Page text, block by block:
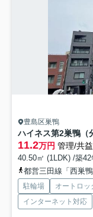
豊島区巣鴨
ハイネス第2巣鴨（
11.2万円 管理/共
40.50㎡ (1LDK) /築
都営三田線「西巣
駐輪場 オートロッ
インターネット対応